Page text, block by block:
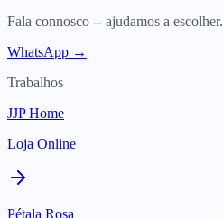
Fala connosco -- ajudamos a escolher.
WhatsApp →
Trabalhos
JJP Home
Loja Online
Pétala Rosa